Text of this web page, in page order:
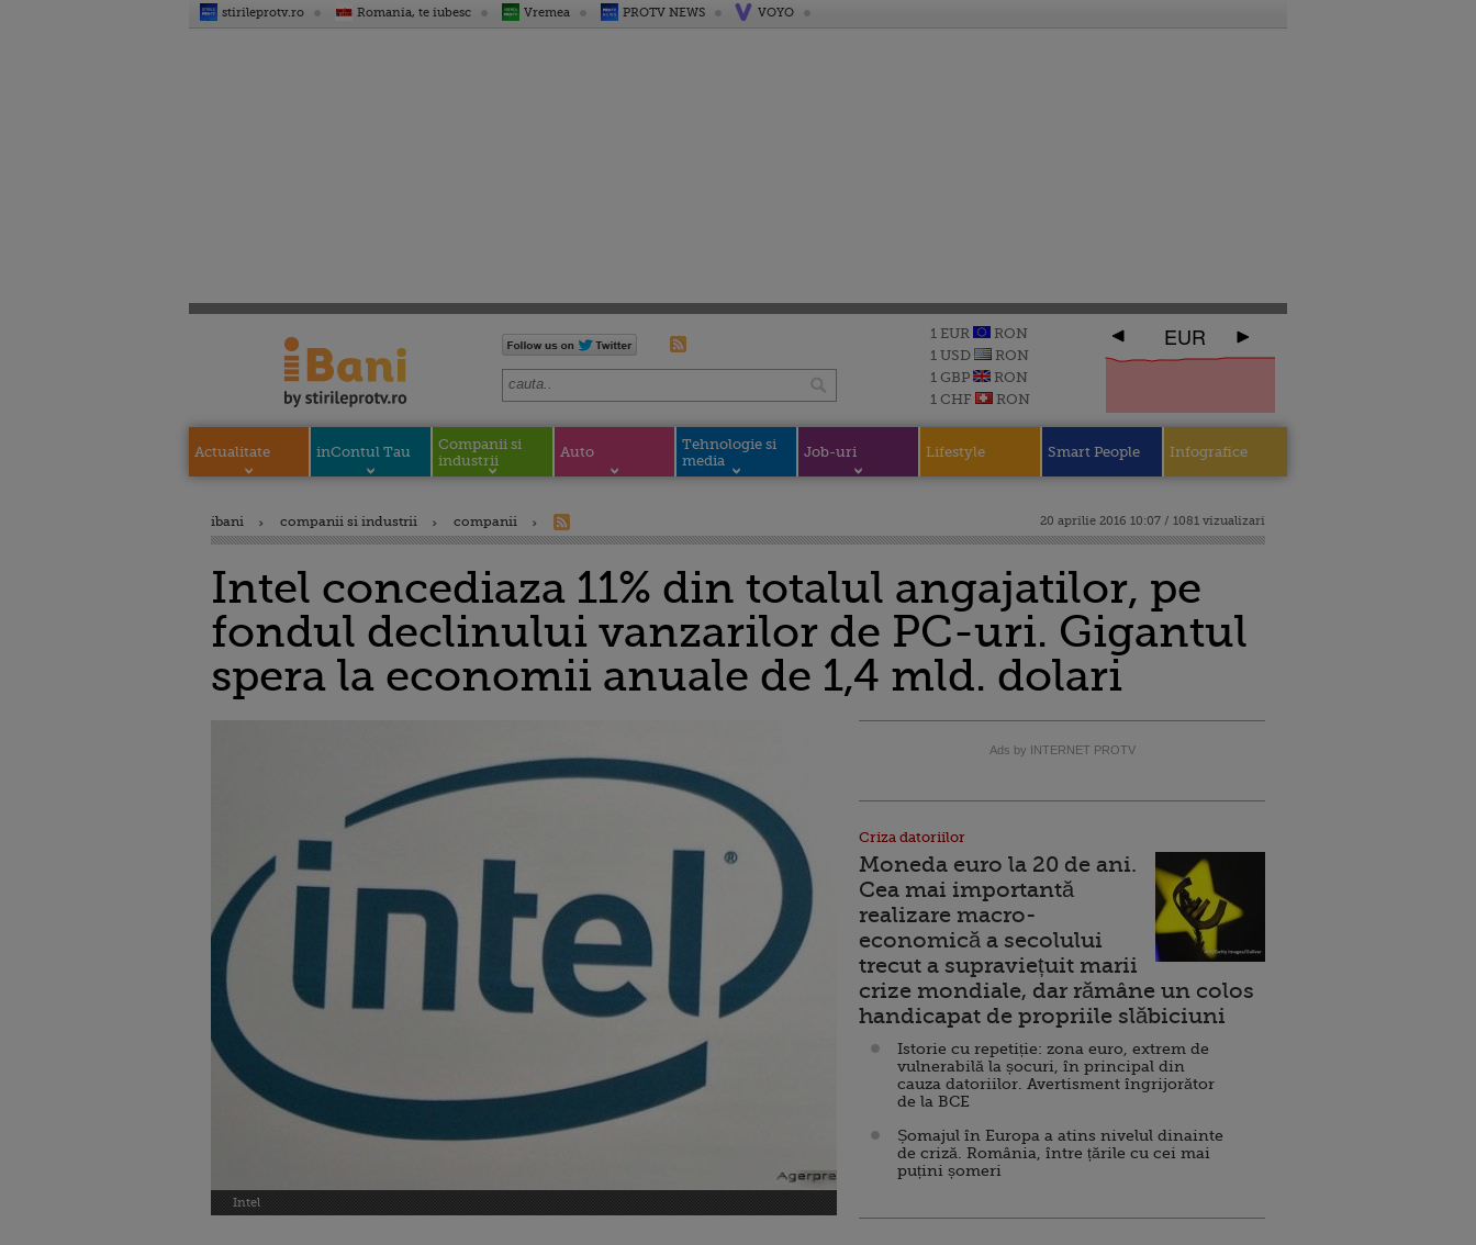
stirileprotv.ro Romania, te iubesc Vremea PROTV NEWS VOYO
1 EUR
RON
1 USD
RON
1 GBP
RON
1 CHF
RON
EUR
Actualitate inContul Tau
Companii si
industrii
Auto
Tehnologie si
media
Job-uri Lifestyle Smart People Infografice
ibani companii si industrii companii 20 aprilie 2016 10:07 / 1081 vizualizari
Intel concediaza 11% din totalul angajatilor, pe
fondul declinului vanzarilor de PC-uri. Gigantul
spera la economii anuale de 1,4 mld. dolari
Intel
Ads by INTERNET PROTV
Criza datoriilor
Moneda euro la 20 de ani.
Cea mai importantă
realizare macro-
economică a secolului
trecut a supraviețuit marii
crize mondiale, dar rămâne un colos
handicapat de propriile slăbiciuni
Istorie cu repetiție: zona euro, extrem de
vulnerabilă la șocuri, în principal din
cauza datoriilor. Avertisment îngrijorător
de la BCE
Șomajul în Europa a atins nivelul dinainte
de criză. România, între țările cu cei mai
puțini șomeri